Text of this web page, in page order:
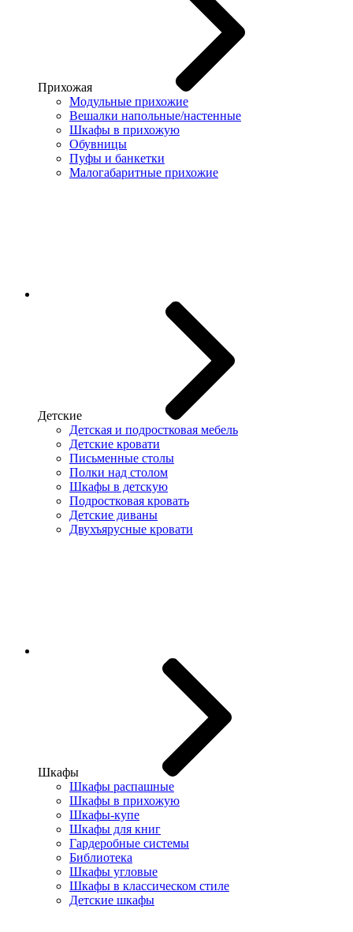
Прихожая
Модульные прихожие
Вешалки напольные/настенные
Шкафы в прихожую
Обувницы
Пуфы и банкетки
Малогабаритные прихожие
Детские
Детская и подростковая мебель
Детские кровати
Письменные столы
Полки над столом
Шкафы в детскую
Подростковая кровать
Детские диваны
Двухъярусные кровати
Шкафы
Шкафы распашные
Шкафы в прихожую
Шкафы-купе
Шкафы для книг
Гардеробные системы
Библиотека
Шкафы угловые
Шкафы в классическом стиле
Детские шкафы